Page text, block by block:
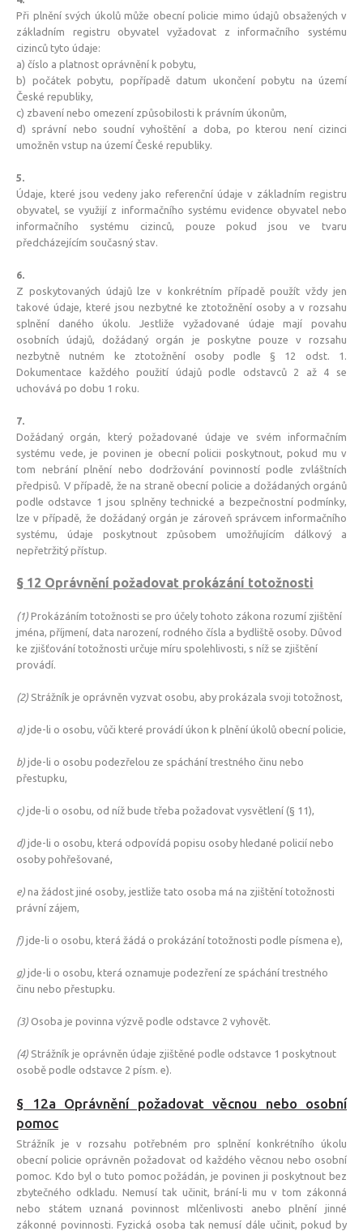
Při plnění svých úkolů může obecní policie mimo údajů obsažených v
základním registru obyvatel vyžadovat z informačního systému
cizinců tyto údaje:
a) číslo a platnost oprávnění k pobytu,
b) počátek pobytu, popřípadě datum ukončení pobytu na území
České republiky,
c) zbavení nebo omezení způsobilosti k právním úkonům,
d) správní nebo soudní vyhoštění a doba, po kterou není cizinci
umožněn vstup na území České republiky.
5.
Údaje, které jsou vedeny jako referenční údaje v základním registru
obyvatel, se využijí z informačního systému evidence obyvatel nebo
informačního systému cizinců, pouze pokud jsou ve tvaru
předcházejícím současný stav.
6.
Z poskytovaných údajů lze v konkrétním případě použít vždy jen
takové údaje, které jsou nezbytné ke ztotožnění osoby a v rozsahu
splnění daného úkolu. Jestliže vyžadované údaje mají povahu
osobních údajů, dožádaný orgán je poskytne pouze v rozsahu
nezbytně nutném ke ztotožnění osoby podle § 12 odst. 1.
Dokumentace každého použití údajů podle odstavců 2 až 4 se
uchovává po dobu 1 roku.
7.
Dožádaný orgán, který požadované údaje ve svém informačním
systému vede, je povinen je obecní policii poskytnout, pokud mu v
tom nebrání plnění nebo dodržování povinností podle zvláštních
předpisů. V případě, že na straně obecní policie a dožádaných orgánů
podle odstavce 1 jsou splněny technické a bezpečnostní podmínky,
lze v případě, že dožádaný orgán je zároveň správcem informačního
systému, údaje poskytnout způsobem umožňujícím dálkový a
nepřetržitý přístup.
§ 12 Oprávnění požadovat prokázání totožnosti
(1) Prokázáním totožnosti se pro účely tohoto zákona rozumí zjištění
jména, příjmení, data narození, rodného čísla a bydliště osoby. Důvod
ke zjišťování totožnosti určuje míru spolehlivosti, s níž se zjištění
provádí.
(2) Strážník je oprávněn vyzvat osobu, aby prokázala svoji totožnost,
a) jde-li o osobu, vůči které provádí úkon k plnění úkolů obecní policie,
b) jde-li o osobu podezřelou ze spáchání trestného činu nebo
přestupku,
c) jde-li o osobu, od níž bude třeba požadovat vysvětlení (§ 11),
d) jde-li o osobu, která odpovídá popisu osoby hledané policií nebo
osoby pohřešované,
e) na žádost jiné osoby, jestliže tato osoba má na zjištění totožnosti
právní zájem,
f) jde-li o osobu, která žádá o prokázání totožnosti podle písmena e),
g) jde-li o osobu, která oznamuje podezření ze spáchání trestného
činu nebo přestupku.
(3) Osoba je povinna výzvě podle odstavce 2 vyhovět.
(4) Strážník je oprávněn údaje zjištěné podle odstavce 1 poskytnout
osobě podle odstavce 2 písm. e).
§ 12a Oprávnění požadovat věcnou nebo osobní
pomoc
Strážník je v rozsahu potřebném pro splnění konkrétního úkolu
obecní policie oprávněn požadovat od každého věcnou nebo osobní
pomoc. Kdo byl o tuto pomoc požádán, je povinen ji poskytnout bez
zbytečného odkladu. Nemusí tak učinit, brání-li mu v tom zákonná
nebo státem uznaná povinnost mlčenlivosti anebo plnění jinné
zákonné povinnosti. Fyzická osoba tak nemusí dále učinit, pokud by